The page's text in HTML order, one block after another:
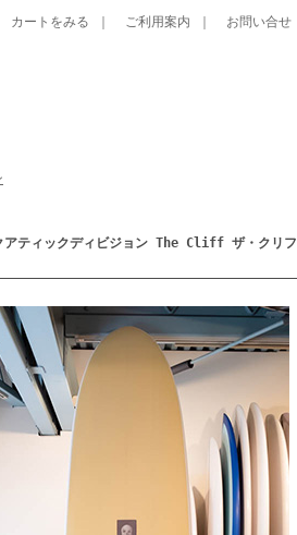
カートをみる ご利用案内 お問い合せ
アティックディビジョン The Cliff ザ・クリフ